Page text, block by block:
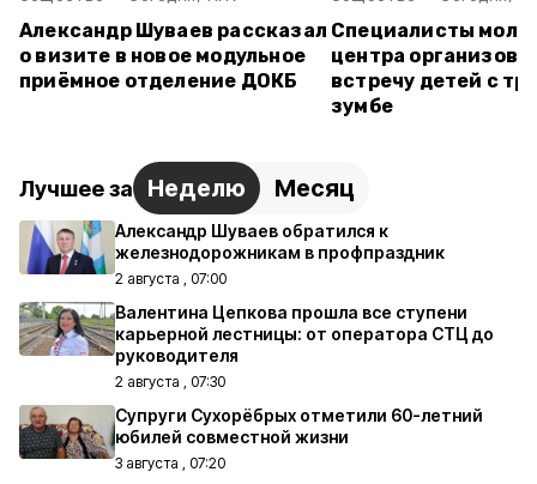
Александр Шуваев рассказал
о визите в новое модульное
приёмное отделение ДОКБ
Специалисты
центра
встречу детей с
зумбе
Лучшее за Неделю Месяц
Александр Шуваев обратился к
железнодорожникам в профпраздник
2 августа , 07:00
Валентина Цепкова прошла все ступени
карьерной лестницы: от оператора СТЦ до
руководителя
2 августа , 07:30
Супруги Сухорёбрых отметили 60-летний
юбилей совместной жизни
3 августа , 07:20